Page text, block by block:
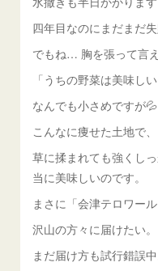
四年目なのにまだまだ失
でもね… 胸を張って言
「うちの野菜は美味しい
なんでも小さめですが💦
こんなに痩せた土地で、
草に揉まれても強くし
当に美味しいのです。
まさに「会津テロワール
沢山の方々に届けたい。
まだ届け方も試行錯誤中